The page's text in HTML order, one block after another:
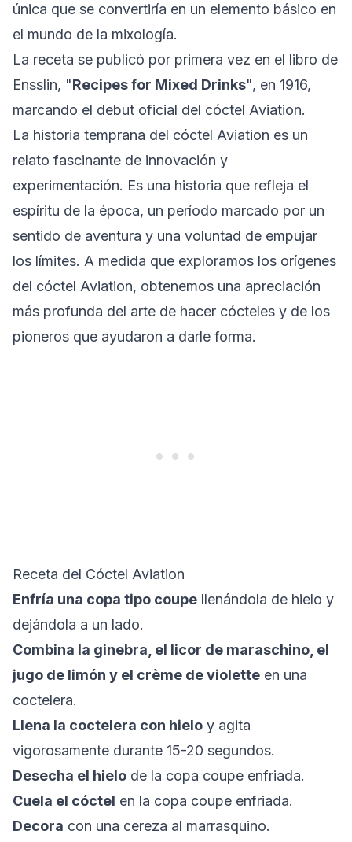
única que se convertiría en un elemento básico en
el mundo de la mixología.
La receta se publicó por primera vez en el libro de
Ensslin, "Recipes for Mixed Drinks", en 1916,
marcando el debut oficial del cóctel Aviation.
La historia temprana del cóctel Aviation es un
relato fascinante de innovación y
experimentación. Es una historia que refleja el
espíritu de la época, un período marcado por un
sentido de aventura y una voluntad de empujar
los límites. A medida que exploramos los orígenes
del cóctel Aviation, obtenemos una apreciación
más profunda del arte de hacer cócteles y de los
pioneros que ayudaron a darle forma.
Receta del Cóctel Aviation
Enfría una copa tipo coupe llenándola de hielo y
dejándola a un lado.
Combina la ginebra, el licor de maraschino, el
jugo de limón y el crème de violette en una
coctelera.
Llena la coctelera con hielo y agita
vigorosamente durante 15-20 segundos.
Desecha el hielo de la copa coupe enfriada.
Cuela el cóctel en la copa coupe enfriada.
Decora con una cereza al marrasquino.